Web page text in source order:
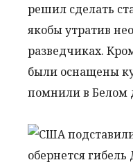
решил сделать
якобы утратив
разведчиках.
были оснащены
помнили в Белом